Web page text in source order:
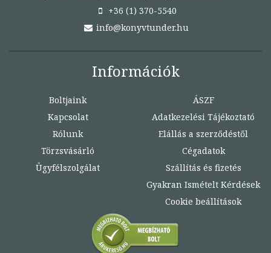
+36 (1) 370-5540
info@konyvtunder.hu
Információk
Boltjaink
Kapcsolat
Rólunk
Törzsvásárló
Ügyfélszolgálat
ÁSZF
Adatkezelési Tájékoztató
Elállás a szerződéstől
Cégadatok
Szállítás és fizetés
Gyakran Ismételt Kérdések
Cookie beállítások